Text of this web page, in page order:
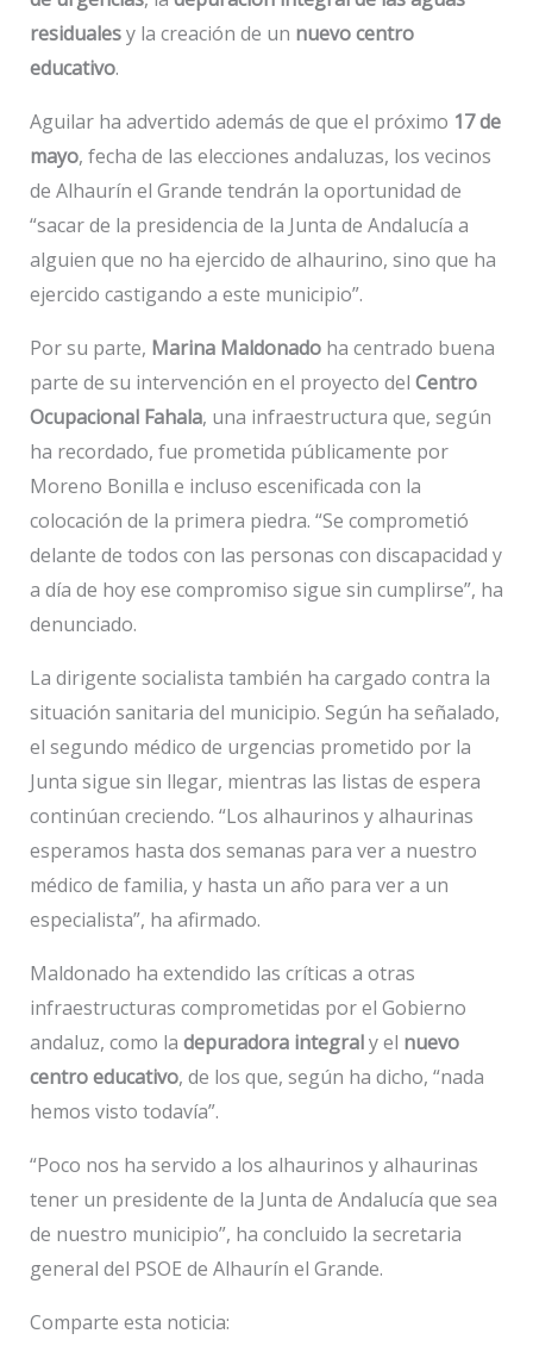
residualesy la creación de un nuevo centro
educativo.
Aguilar ha advertido además de que el próximo 17 de
mayo, fecha de las elecciones andaluzas, los vecinos
de Alhaurín el Grande tendrán la oportunidad de
“sacar de la presidencia de la Junta de Andalucía a
alguien que no ha ejercido de alhaurino, sino que ha
ejercido castigando a este municipio”.
Por su parte, Marina Maldonadoha centrado buena
parte de su intervención en el proyecto del Centro
Ocupacional Fahala, una infraestructura que, según
ha recordado, fue prometida públicamente por
Moreno Bonilla e incluso escenificada con la
colocación de la primera piedra. “Se comprometió
delante de todos con las personas con discapacidad y
a día de hoy ese compromiso sigue sin cumplirse”, ha
denunciado.
La dirigente socialista también ha cargado contra la
situación sanitaria del municipio. Según ha señalado,
el segundo médico de urgencias prometido por la
Junta sigue sin llegar, mientras las listas de espera
continúan creciendo. “Los alhaurinos y alhaurinas
esperamos hasta dos semanas para ver a nuestro
médico de familia, y hasta un año para ver a un
especialista”, ha afirmado.
Maldonado ha extendido las críticas a otras
infraestructuras comprometidas por el Gobierno
andaluz, como la depuradora integraly el nuevo
centro educativo, de los que, según ha dicho, “nada
hemos visto todavía”.
“Poco nos ha servido a los alhaurinos y alhaurinas
tener un presidente de la Junta de Andalucía que sea
de nuestro municipio”, ha concluido la secretaria
general del PSOE de Alhaurín el Grande.
Comparte esta noticia: